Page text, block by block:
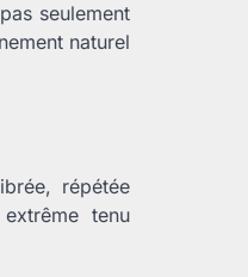
seulement
naturel
répétée
tenu